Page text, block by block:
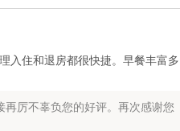
入住和退房都很快捷。早餐丰富多
厉不辜负您的好评。再次感谢您